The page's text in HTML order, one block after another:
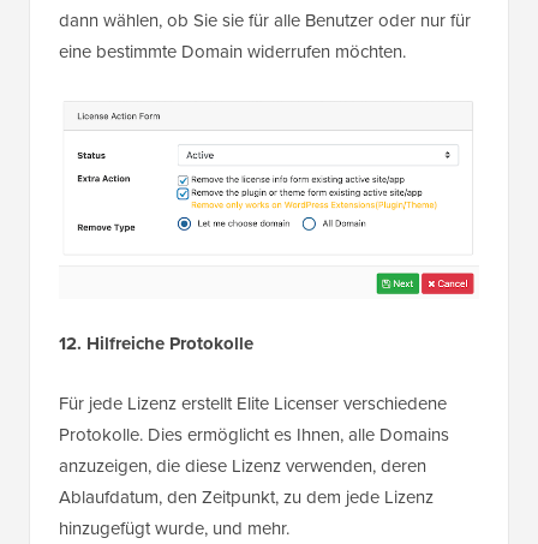
dann wählen, ob Sie sie für alle Benutzer oder nur für
eine bestimmte Domain widerrufen möchten.
12. Hilfreiche Protokolle
Für jede Lizenz erstellt Elite Licenser verschiedene
Protokolle. Dies ermöglicht es Ihnen, alle Domains
anzuzeigen, die diese Lizenz verwenden, deren
Ablaufdatum, den Zeitpunkt, zu dem jede Lizenz
hinzugefügt wurde, und mehr.